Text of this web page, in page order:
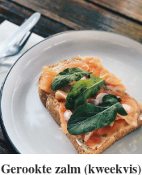
Gerookte zalm (kweekvis)